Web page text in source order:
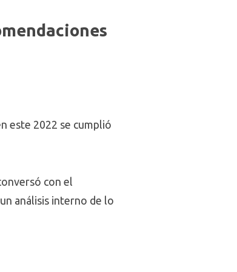
este 2022 se cumplió
con el
análisis interno de lo